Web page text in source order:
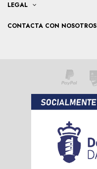
LEGAL
CONTACTA CON NOSOTROS